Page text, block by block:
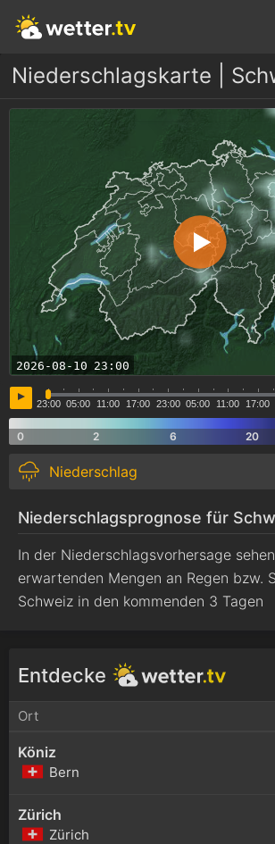
Niederschlagskarte |
2026-08-10 23:00
23:00 05:00 11:00 17:00 23:00 05:00 11:00 17:00
0 2 6 20
Niederschlag
Niederschlagsprognose für
In der Niederschlagsvorhersage
erwartenden Mengen an Regen bzw.
Schweiz in den kommenden 3 Tagen
Entdecke
Ort
Köniz
Bern
Zürich
Zürich